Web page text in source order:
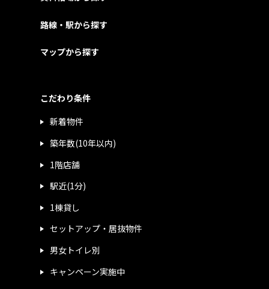
路線・駅から探す
マップから探す
こだわり条件
新着物件
築年数(10年以内)
1階店舗
駅近(1分)
1棟貸し
セットアップ・居抜物件
男女トイレ別
キャンペーン実施中